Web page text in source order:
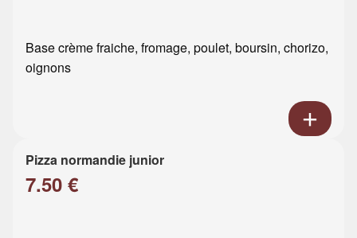
Base crème fraiche, fromage, poulet, boursin, chorizo,
oignons
Pizza normandie junior
7.50 €